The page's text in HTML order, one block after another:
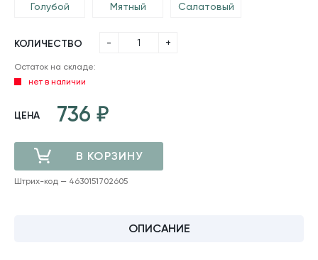
Голубой Мятный Салатовый
КОЛИЧЕСТВО - +
Остаток на складе:
нет в наличии
ЦЕНА 736
Штрих-код — 4630151702605
В КОРЗИНУ
ДОБАВЛЕНО
ОПИСАНИЕ